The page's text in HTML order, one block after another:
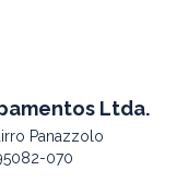
Ltda.
Panazzolo
070